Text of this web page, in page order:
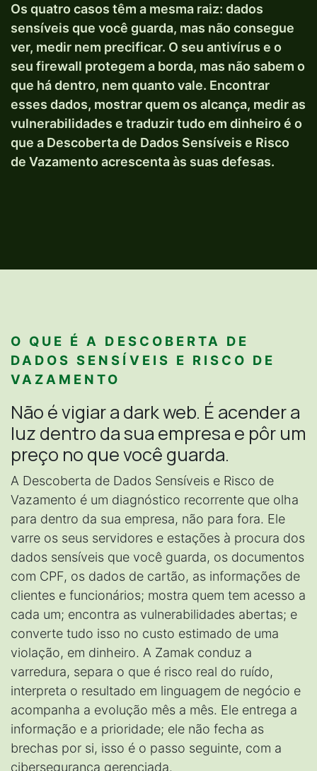
Os quatro casos têm a mesma raiz: dados
sensíveis que você guarda, mas não consegue
ver, medir nem precificar. O seu antivírus e o
seu firewall protegem a borda, mas não sabem o
que há dentro, nem quanto vale. Encontrar
esses dados, mostrar quem os alcança, medir as
vulnerabilidades e traduzir tudo em dinheiro é o
que a Descoberta de Dados Sensíveis e Risco
de Vazamento acrescenta às suas defesas.
O QUE É A DESCOBERTA DE
DADOS SENSÍVEIS E RISCO DE
VAZAMENTO
Não é vigiar a dark web. É acender a
luz dentro da sua empresa e pôr um
preço no que você guarda.
A Descoberta de Dados Sensíveis e Risco de
Vazamento é um diagnóstico recorrente que olha
para dentro da sua empresa, não para fora. Ele
varre os seus servidores e estações à procura dos
dados sensíveis que você guarda, os documentos
com CPF, os dados de cartão, as informações de
clientes e funcionários; mostra quem tem acesso a
cada um; encontra as vulnerabilidades abertas; e
converte tudo isso no custo estimado de uma
violação, em dinheiro. A Zamak conduz a
varredura, separa o que é risco real do ruído,
interpreta o resultado em linguagem de negócio e
acompanha a evolução mês a mês. Ele entrega a
informação e a prioridade; ele não fecha as
brechas por si, isso é o passo seguinte, com a
cibersegurança gerenciada.